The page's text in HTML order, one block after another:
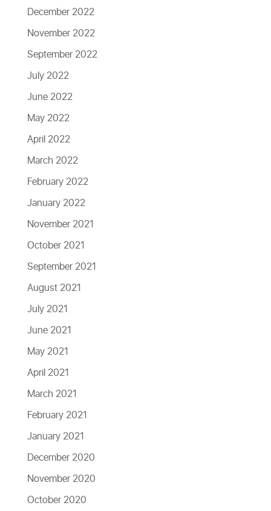
December 2022
November 2022
September 2022
July 2022
June 2022
May 2022
April 2022
March 2022
February 2022
January 2022
November 2021
October 2021
September 2021
August 2021
July 2021
June 2021
May 2021
April 2021
March 2021
February 2021
January 2021
December 2020
November 2020
October 2020